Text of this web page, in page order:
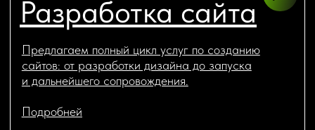
Процесс работы
Мы будем держать вас в курсе, и общее время
ЭТАПЫ
РАЗРАБОТКИ